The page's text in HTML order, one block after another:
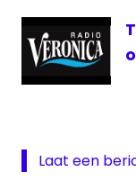
Laat een